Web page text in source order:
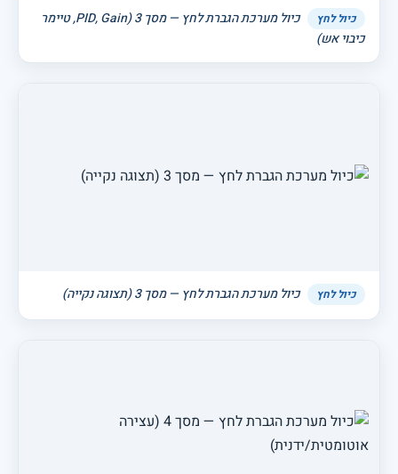
כיול לחץ
כיול מערכת הגברת לחץ — מסך 3 (PID, Gain, טיימר
כיבוי אש)
כיול לחץ כיול מערכת הגברת לחץ — מסך 3 (תצוגה נקייה)